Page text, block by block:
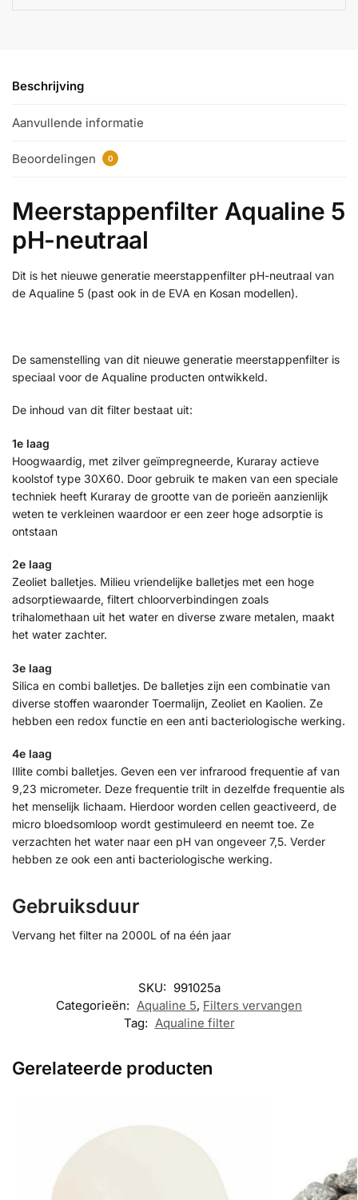
Beschrijving
Aanvullende informatie
Beoordelingen 0
Meerstappenfilter Aqualine 5
pH-neutraal
Dit is het nieuwe generatie meerstappenfilter pH-neutraal van
de Aqualine 5 (past ook in de EVA en Kosan modellen).
De samenstelling van dit nieuwe generatie meerstappenfilter is
speciaal voor de Aqualine producten ontwikkeld.
De inhoud van dit filter bestaat uit:
1e laag
Hoogwaardig, met zilver geïmpregneerde, Kuraray actieve
koolstof type 30X60. Door gebruik te maken van een speciale
techniek heeft Kuraray de grootte van de porieën aanzienlijk
weten te verkleinen waardoor er een zeer hoge adsorptie is
ontstaan
2e laag
Zeoliet balletjes. Milieu vriendelijke balletjes met een hoge
adsorptiewaarde, filtert chloorverbindingen zoals
trihalomethaan uit het water en diverse zware metalen, maakt
het water zachter.
3e laag
Silica en combi balletjes. De balletjes zijn een combinatie van
diverse stoffen waaronder Toermalijn, Zeoliet en Kaolien. Ze
hebben een redox functie en een anti bacteriologische werking.
4e laag
Illite combi balletjes. Geven een ver infrarood frequentie af van
9,23 micrometer. Deze frequentie trilt in dezelfde frequentie als
het menselijk lichaam. Hierdoor worden cellen geactiveerd, de
micro bloedsomloop wordt gestimuleerd en neemt toe. Ze
verzachten het water naar een pH van ongeveer 7,5. Verder
hebben ze ook een anti bacteriologische werking.
Gebruiksduur
Vervang het filter na 2000L of na één jaar
SKU: 991025a
Categorieën: Aqualine 5, Filters vervangen
Tag: Aqualine filter
Gerelateerde producten